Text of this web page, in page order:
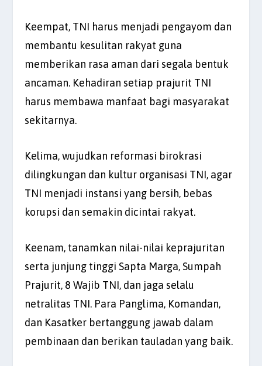
Keempat, TNI harus menjadi pengayom dan
membantu kesulitan rakyat guna
memberikan rasa aman dari segala bentuk
ancaman. Kehadiran setiap prajurit TNI
harus membawa manfaat bagi masyarakat
sekitarnya.
Kelima, wujudkan reformasi birokrasi
dilingkungan dan kultur organisasi TNI, agar
TNI menjadi instansi yang bersih, bebas
korupsi dan semakin dicintai rakyat.
Keenam, tanamkan nilai-nilai keprajuritan
serta junjung tinggi Sapta Marga, Sumpah
Prajurit, 8 Wajib TNI, dan jaga selalu
netralitas TNI. Para Panglima, Komandan,
dan Kasatker bertanggung jawab dalam
pembinaan dan berikan tauladan yang baik.